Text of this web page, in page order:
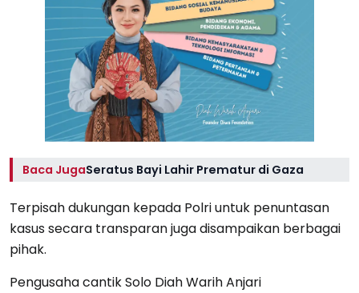
Baca JugaSeratus Bayi Lahir Prematur di Gaza
Terpisah dukungan kepada Polri untuk penuntasan
kasus secara transparan juga disampaikan berbagai
pihak.
Pengusaha cantik Solo Diah Warih Anjari